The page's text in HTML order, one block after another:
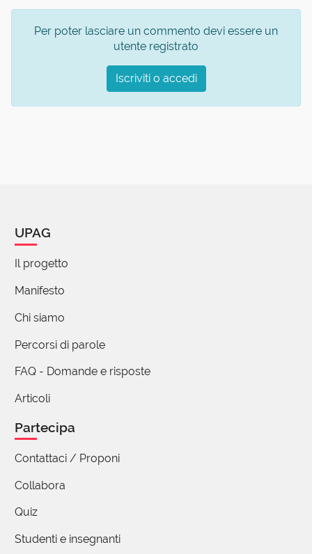
Per poter lasciare un commento devi essere un
utente registrato
Iscriviti o accedi
UPAG
Il progetto
Manifesto
Chi siamo
Percorsi di parole
FAQ - Domande e risposte
Articoli
Partecipa
Contattaci / Proponi
Collabora
Quiz
Studenti e insegnanti